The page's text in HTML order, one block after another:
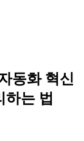
동화 혁신
하는 법